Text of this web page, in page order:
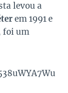
levou a
em 1991 e
foi um